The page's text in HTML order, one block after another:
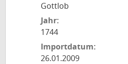
Gottlob
Jahr:
1744
Importdatum:
26.01.2009